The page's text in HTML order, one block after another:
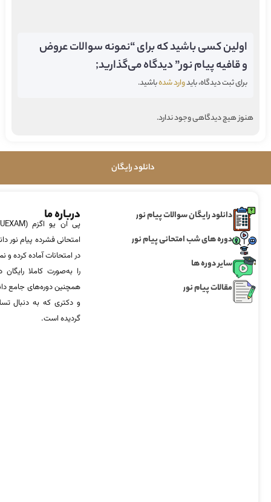
اولین کسی باشید که برای “نمونه سوالات عروض
و قافیه پیام نور” دیدگاه می‌گذارید;
برای ثبت دیدگاه، بایدوارد شدهباشید.
هنوز هیچ دیدگاهی وجود ندارد.
دانلود رایگان
دانلود رایگان سوالات پیام نور
دوره های شب امتحانی پیام نور
سایر دوره ها
مقالات پیام نور
درباره ما
امتحانی فشرده پیام نور
در امتحانات آماده‌ کرده
را به‌صورت کاملا
همچنین دوره‌های جامع
و دکتری که به دنبال
گردیده است.